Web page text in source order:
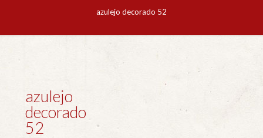
azulejo decorado 52
azulejo
decorado
52